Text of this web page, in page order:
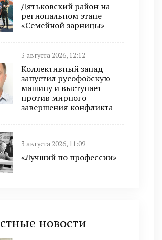
Дятьковский район на
региональном этапе
«Семейной зарницы»
3 августа 2026, 12:12
Коллективный запад
запустил русофобскую
машину и выступает
против мирного
завершения конфликта
3 августа 2026, 11:09
«Лучший по профессии»
новости